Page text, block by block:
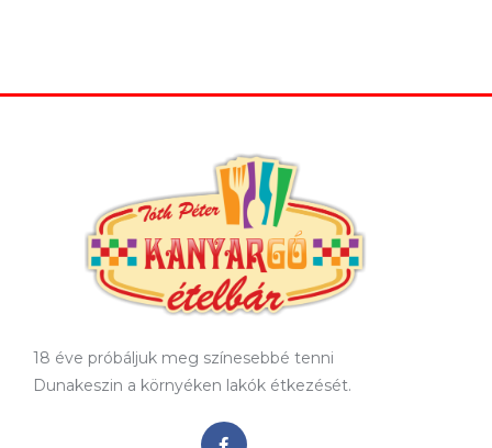
18 éve próbáljuk meg színesebbé tenni
Dunakeszin a környéken lakók étkezését.